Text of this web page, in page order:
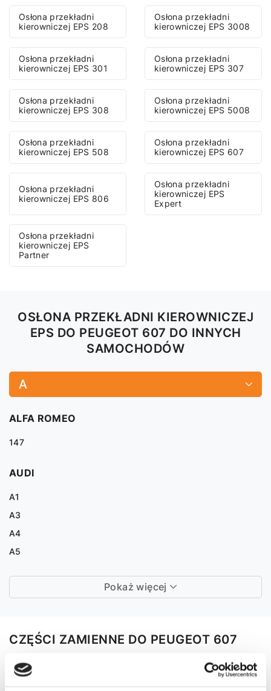
Osłona przekładni
kierowniczej EPS 208
Osłona przekładni
kierowniczej EPS 3008
Osłona przekładni
kierowniczej EPS 301
Osłona przekładni
kierowniczej EPS 307
Osłona przekładni
kierowniczej EPS 308
Osłona przekładni
kierowniczej EPS 5008
Osłona przekładni
kierowniczej EPS 508
Osłona przekładni
kierowniczej EPS 607
Osłona przekładni
kierowniczej EPS 806
Osłona przekładni
kierowniczej EPS
Expert
Osłona przekładni
kierowniczej EPS
Partner
OSŁONA PRZEKŁADNI KIEROWNICZEJ
EPS DO PEUGEOT 607 DO INNYCH
SAMOCHODÓW
A
ALFA ROMEO
147
AUDI
A1
A3
A4
A5
Pokaż więcej
CZĘŚCI ZAMIENNE DO PEUGEOT 607